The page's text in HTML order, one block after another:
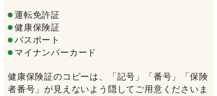
運転免許証
健康保険証
パスポート
マイナンバーカード
健康保険証のコピーは、「記号」「番号」「保険
者番号」が見えないよう隠してご用意くださいま